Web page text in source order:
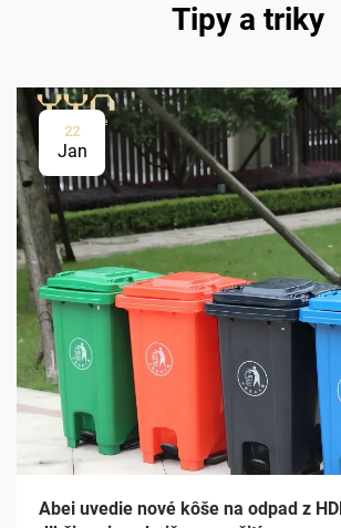
Tipy a triky
22
Jan
Abei uvedie nové kôše na odpad z